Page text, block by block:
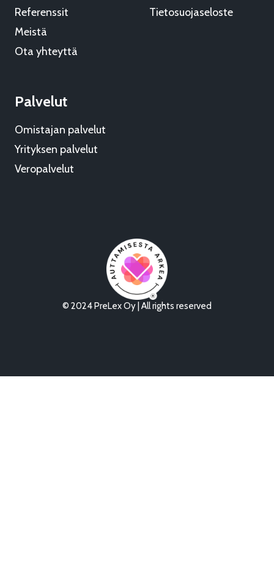
Referenssit
Meistä
Ota yhteyttä
Palvelut
Omistajan palvelut
Yrityksen palvelut
Veropalvelut
Tietosuojaseloste
© 2024 PreLex Oy | All rights reserved